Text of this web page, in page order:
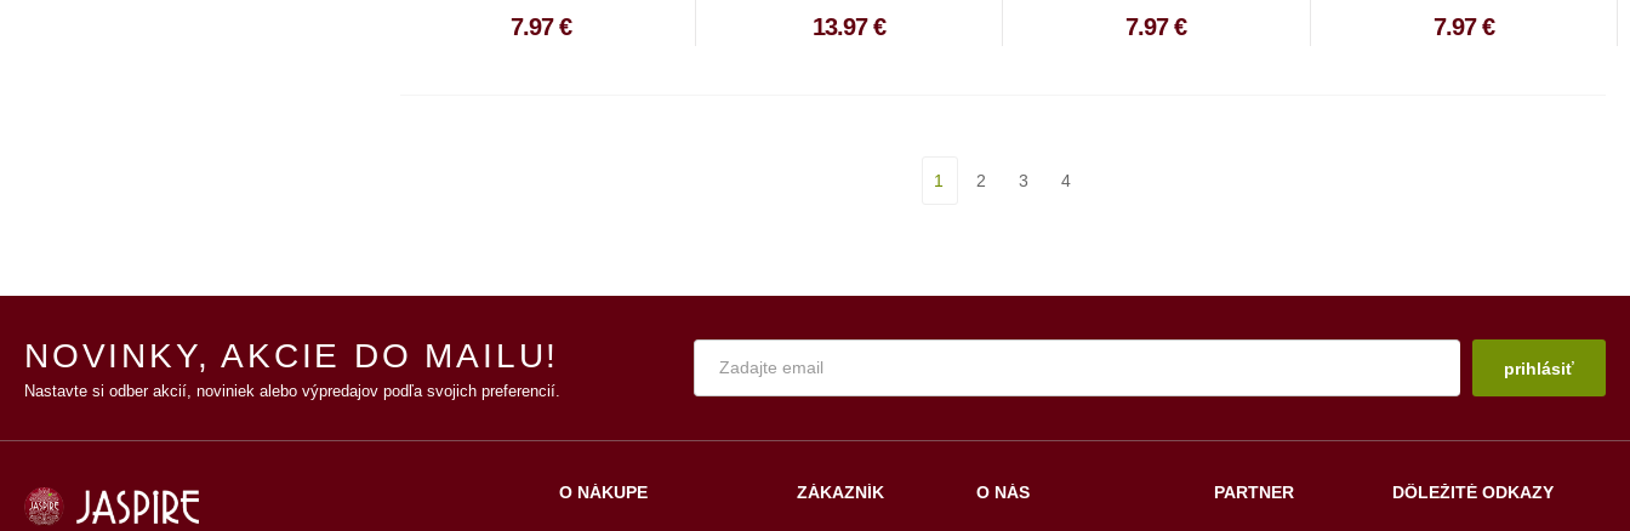
7.97 € 13.97 € 7.97 € 7.97 €
1 2 3 4
NOVINKY, AKCIE DO MAILU!
Nastavte si odber akcií, noviniek alebo výpredajov podľa svojich preferencií.
prihlásiť
O NÁKUPE ZÁKAZNÍK O NÁS PARTNER DÔLEŽITÉ ODKAZY